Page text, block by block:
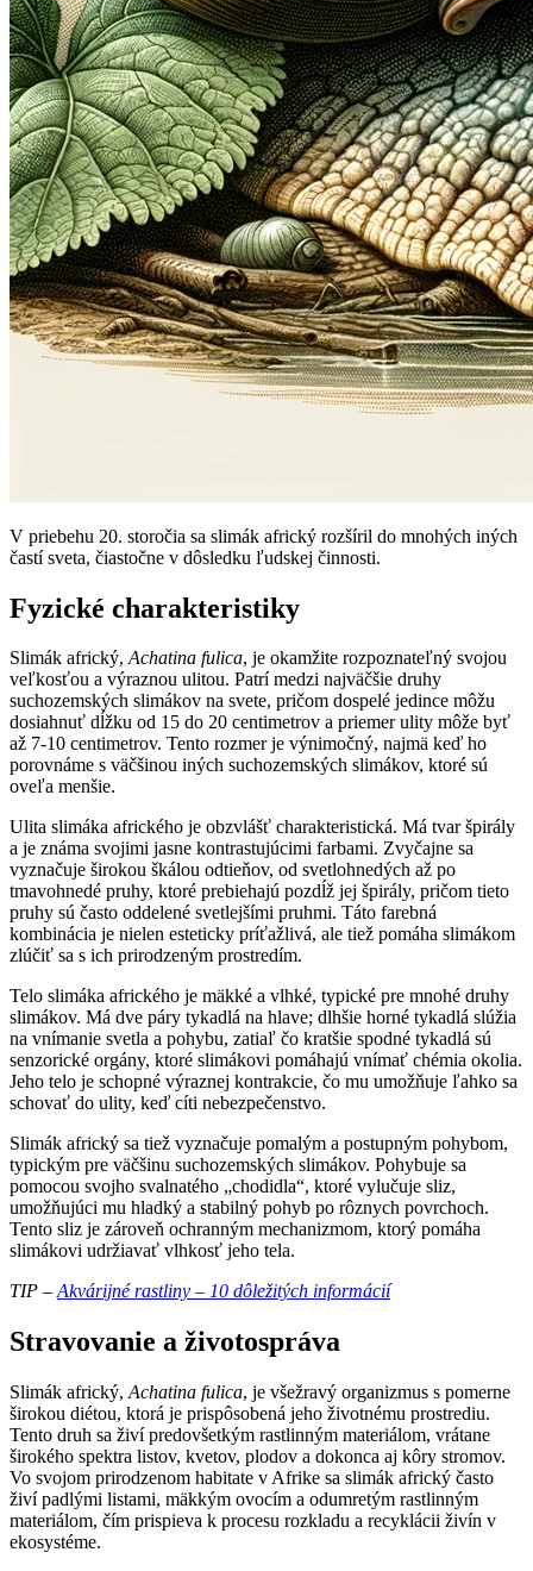
V priebehu 20. storočia sa slimák africký rozšíril do mnohých iných
častí sveta, čiastočne v dôsledku ľudskej činnosti.
Fyzické charakteristiky
Slimák africký,Achatina fulica, je okamžite rozpoznateľný svojou
veľkosťou a výraznou ulitou. Patrí medzi najväčšie druhy
suchozemských slimákov na svete, pričom dospelé jedince môžu
dosiahnuť dĺžku od 15 do 20 centimetrov a priemer ulity môže byť
až 7-10 centimetrov. Tento rozmer je výnimočný, najmä keď ho
porovnáme s väčšinou iných suchozemských slimákov, ktoré sú
oveľa menšie.
Ulita slimáka afrického je obzvlášť charakteristická. Má tvar špirály
a je známa svojimi jasne kontrastujúcimi farbami. Zvyčajne sa
vyznačuje širokou škálou odtieňov, od svetlohnedých až po
tmavohnedé pruhy, ktoré prebiehajú pozdĺž jej špirály, pričom tieto
pruhy sú často oddelené svetlejšími pruhmi. Táto farebná
kombinácia je nielen esteticky príťažlivá, ale tiež pomáha slimákom
zlúčiť sa s ich prirodzeným prostredím.
Telo slimáka afrického je mäkké a vlhké, typické pre mnohé druhy
slimákov. Má dve páry tykadlá na hlave; dlhšie horné tykadlá slúžia
na vnímanie svetla a pohybu, zatiaľ čo kratšie spodné tykadlá sú
senzorické orgány, ktoré slimákovi pomáhajú vnímať chémia okolia.
Jeho telo je schopné výraznej kontrakcie, čo mu umožňuje ľahko sa
schovať do ulity, keď cíti nebezpečenstvo.
Slimák africký sa tiež vyznačuje pomalým a postupným pohybom,
typickým pre väčšinu suchozemských slimákov. Pohybuje sa
pomocou svojho svalnatého „chodidla“, ktoré vylučuje sliz,
umožňujúci mu hladký a stabilný pohyb po rôznych povrchoch.
Tento sliz je zároveň ochranným mechanizmom, ktorý pomáha
slimákovi udržiavať vlhkosť jeho tela.
TIP –Akvárijné rastliny – 10 dôležitých informácií
Stravovanie a životospráva
Slimák africký, Achatina fulica, je všežravý organizmus s pomerne
širokou diétou, ktorá je prispôsobená jeho životnému prostrediu.
Tento druh sa živí predovšetkým rastlinným materiálom, vrátane
širokého spektra listov, kvetov, plodov a dokonca aj kôry stromov.
Vo svojom prirodzenom habitate v Afrike sa slimák africký často
živí padlými listami, mäkkým ovocím a odumretým rastlinným
materiálom, čím prispieva k procesu rozkladu a recyklácii živín v
ekosystéme.